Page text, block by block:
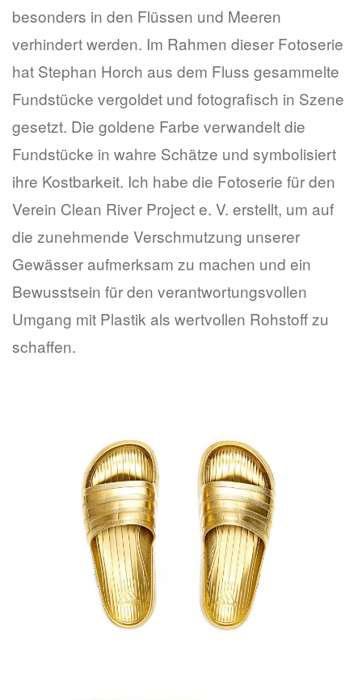
besonders in den Flüssen und Meeren
verhindert werden. Im Rahmen dieser Fotoserie
hat Stephan Horch aus dem Fluss gesammelte
Fundstücke vergoldet und fotografisch in Szene
gesetzt. Die goldene Farbe verwandelt die
Fundstücke in wahre Schätze und symbolisiert
ihre Kostbarkeit. Ich habe die Fotoserie für den
Verein Clean River Project e. V. erstellt, um auf
die zunehmende Verschmutzung unserer
Gewässer aufmerksam zu machen und ein
Bewusstsein für den verantwortungsvollen
Umgang mit Plastik als wertvollen Rohstoff zu
schaffen.